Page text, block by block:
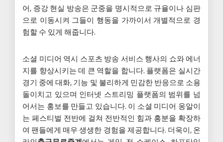
어, 증강 현실 방송은 군중을 명시적으로 규율이나 심판
으로 이동시켜 그들이 행동을 가까이서 개별적으로 경
험할 수 있게 해줍니다.
소셜 미디어 역시 스포츠 방송 서비스 행사의 쇼와 에너
지를 향상시키는 데 큰 역할을 합니다. 플랫폼은 실시간
경기 중에 대화, 기능 및 불리하게 민감한 반응으로 소용
돌이치고 있으며 인터넷 스트리밍 플랫폼의 범위를 넘
어서는 홍보를 만들고 있습니다. 이 소셜 미디어 옹알이
는 페스티벌 전반에 걸쳐 전반적인 힘과 흥분을 확장하
여 팬들에게 매우 생생한 경험을 제공합니다. 더욱이, 온